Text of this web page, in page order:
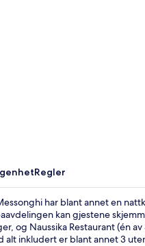
Regler
har blant annet en
kan gjestene
og Naussika Restaurant (én
inkludert er blant annet 3